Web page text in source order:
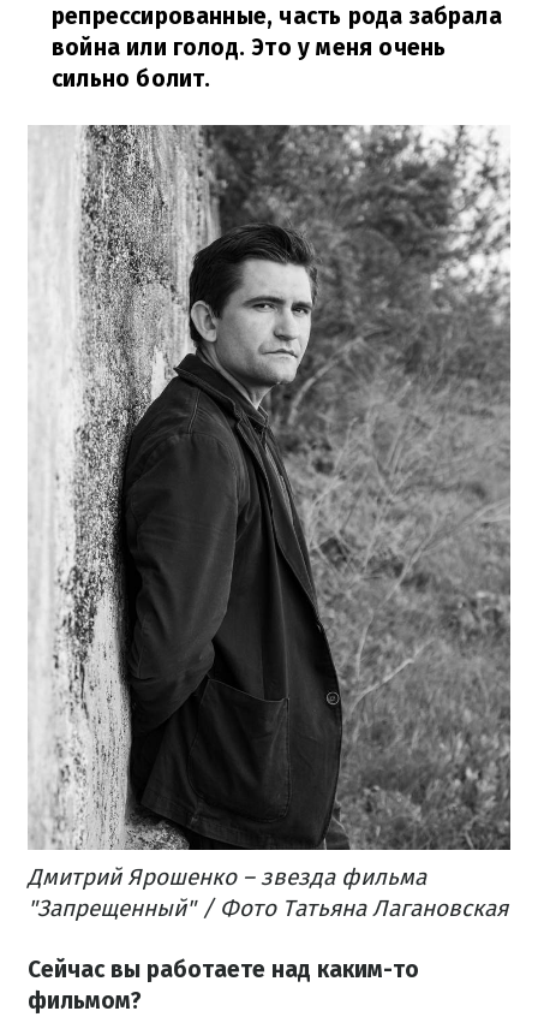
репрессированные, часть рода забрала
война или голод. Это у меня очень
сильно болит.
Дмитрий Ярошенко – звезда фильма
"Запрещенный" / Фото Татьяна Лагановская
Сейчас вы работаете над каким-то
фильмом?